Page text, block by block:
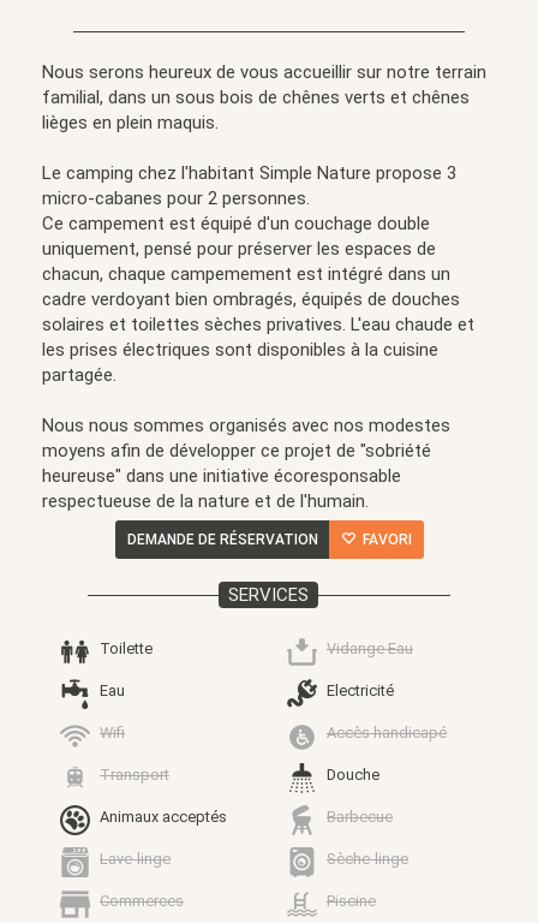
Nous serons heureux de vous accueillir sur notre terrain
familial, dans un sous bois de chênes verts et chênes
lièges en plein maquis.
Le camping chez l'habitant Simple Nature propose 3
micro-cabanes pour 2 personnes.
Ce campement est équipé d'un couchage double
uniquement, pensé pour préserver les espaces de
chacun, chaque campemement est intégré dans un
cadre verdoyant bien ombragés, équipés de douches
solaires et toilettes sèches privatives. L'eau chaude et
les prises électriques sont disponibles à la cuisine
partagée.
Nous nous sommes organisés avec nos modestes
moyens afin de développer ce projet de "sobriété
heureuse" dans une initiative écoresponsable
respectueuse de la nature et de l'humain.
DEMANDE DE RÉSERVATION FAVORI
SERVICES
Toilette Vidange Eau
Eau Electricité
Wifi Accès handicapé
Transport Douche
Animaux acceptés Barbecue
Lave-linge Sèche-linge
Commerces Piscine